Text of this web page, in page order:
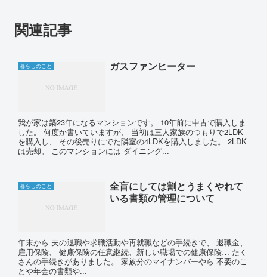
関連記事
暮らしのこと ガスファンヒーター
我が家は築23年になるマンションです。 10年前に中古で購入しま
した。 何度か書いていますが、 当初は三人家族のつもりで2LDK
を購入し、 その後売りにでた隣室の4LDKを購入しました。 2LDK
は売却。 このマンションには ダイニング...
暮らしのこと
全盲にしては割とうまくやれて
いる書類の管理について
年末から 夫の退職や求職活動や再就職などの手続きで、 退職金、
雇用保険、 健康保険の任意継続、新しい職場での健康保険… たく
さんの手続きがありました。 家族分のマイナンバーやら 不要のこ
とや年金の書類や...